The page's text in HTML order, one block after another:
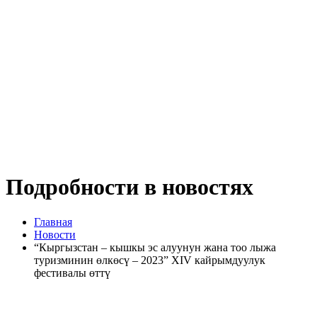
Подробности в новостях
Главная
Новости
“Кыргызстан – кышкы эс алуунун жана тоо лыжа
туризминин өлкөсү – 2023” XIV кайрымдуулук
фестивалы өттү